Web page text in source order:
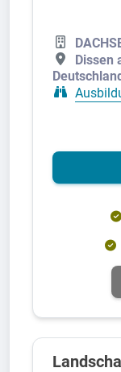
Dissen
Deutschland